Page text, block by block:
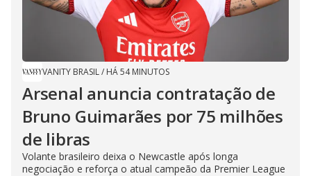
VANITY BRASIL/ HÁ 54 MINUTOS
Arsenal anuncia contratação de
Bruno Guimarães por 75 milhões
de libras
Volante brasileiro deixa o Newcastle após longa
negociação e reforça o atual campeão da Premier League